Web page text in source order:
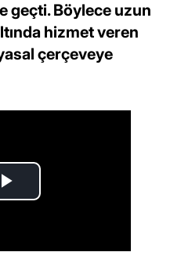
geçti. Böylece uzun
hizmet veren
çerçeveye